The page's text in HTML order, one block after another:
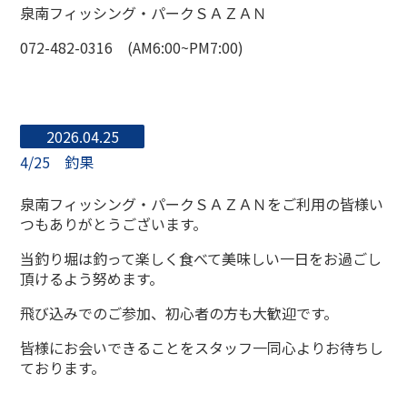
泉南フィッシング・パークＳＡＺＡＮ
072-482-0316 (AM6:00~PM7:00)
2026.04.25
4/25 釣果
泉南フィッシング・パークＳＡＺＡＮをご利用の皆様い
つもありがとうございます。
当釣り堀は釣って楽しく食べて美味しい一日をお過ごし
頂けるよう努めます。
飛び込みでのご参加、初心者の方も大歓迎です。
皆様にお会いできることをスタッフ一同心よりお待ちし
ております。